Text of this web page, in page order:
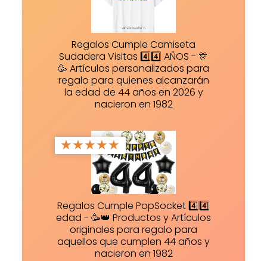
Regalos Cumple Camiseta
Sudadera Visitas 4️⃣4️⃣ AÑOS - 🎊
🥳 Artículos personalizados para
regalo para quienes alcanzarán
la edad de 44 años en 2026 y
nacieron en 1982
★★★★★
Regalos Cumple PopSocket 4️⃣4️⃣
edad - 🥳👑 Productos y Artículos
originales para regalo para
aquellos que cumplen 44 años y
nacieron en 1982